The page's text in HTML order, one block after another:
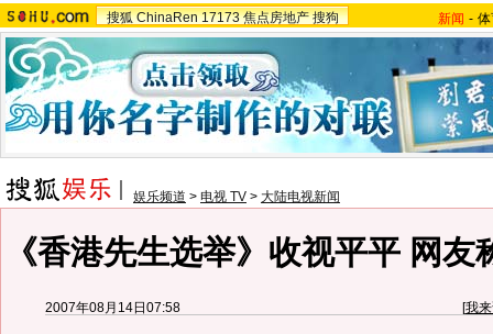
搜狐 ChinaRen 17173 焦点房地产 搜狗 新闻 -
娱乐频道 > 电视 TV > 大陆电视新闻
《香港先生选举》收视平平 网友
2007年08月14日07:58 [我